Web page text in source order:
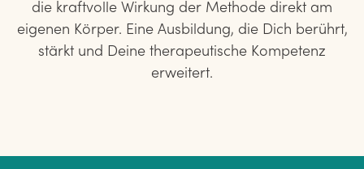
die kraftvolle Wirkung der Methode direkt am
eigenen Körper. Eine Ausbildung, die Dich berührt,
stärkt und Deine therapeutische Kompetenz
erweitert.